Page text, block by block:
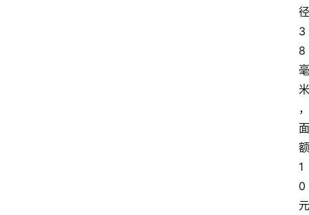
径
3
8
毫
米
，
面
额
1
0
元